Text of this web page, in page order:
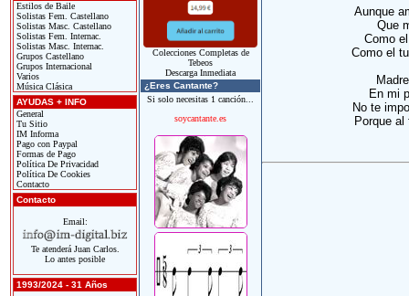
Estilos de Baile
Solistas Fem. Castellano
Solistas Masc. Castellano
Solistas Fem. Internac.
Solistas Masc. Internac.
Grupos Castellano
Grupos Internacional
Varios
Música Clásica
AYUDAS + INFO
General
Tu Sitio
IM Informa
Pago con Paypal
Formas de Pago
Política De Privacidad
Política De Cookies
Contacto
Contacto
Email:
Te atenderá Juan Carlos.
Lo antes posible
1993/2024 - 31 Años
Colecciones Completas de
Tebeos
Descarga Inmediata
¿Eres Cantante?
Si solo necesitas 1 canción...
soycantante.es
Aunque
Que
Como
Como el
En mi
No te
Porque